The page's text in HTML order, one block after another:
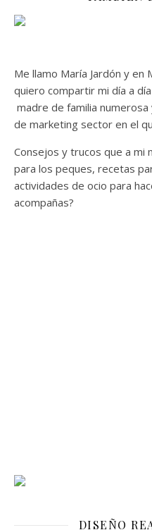
Me llamo María Jardón y en
quiero compartir mi día a
madre de familia
de marketing sector en el
Consejos y trucos que a mi
para los peques, recetas
actividades de ocio para
acompañas?
DISEÑO